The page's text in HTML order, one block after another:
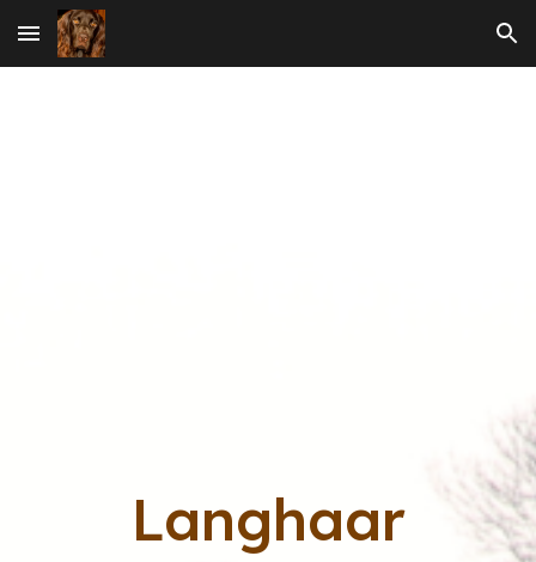
Skip to main content Skip to navigation
Langhaar